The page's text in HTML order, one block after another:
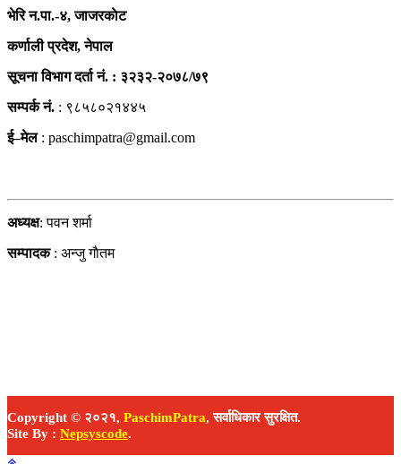
भेरि न.पा.-४, जाजरकाेट
कर्णाली प्रदेश, नेपाल
सूचना विभाग दर्ता नं. : ३२३२-२०७८/७९
सम्पर्क नं. : ९८५८०२१४४५
ई–मेल : paschimpatra@gmail.com
अध्यक्ष: पवन शर्मा
सम्पादक : अन्जु गाैतम
Copyright © २०२१, PaschimPatra, सर्वाधिकार सुरक्षित.
Site By : Nepsyscode.